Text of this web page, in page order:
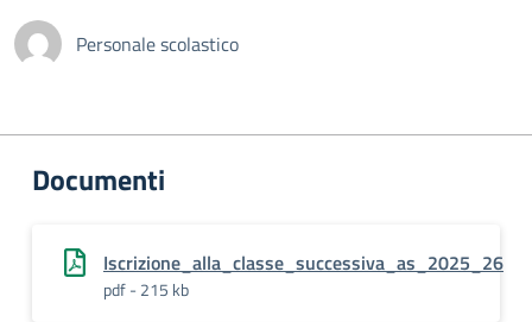
Personale scolastico
Documenti
Iscrizione_alla_classe_successiva_as_2025_26
pdf - 215 kb